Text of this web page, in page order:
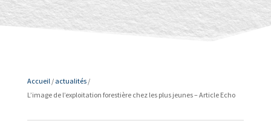
Accueil/ actualités/
L’image de l’exploitation forestière chez les plus jeunes – Article Echo